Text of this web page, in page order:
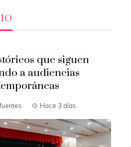
que siguen
a audiencias
Hace 3 días